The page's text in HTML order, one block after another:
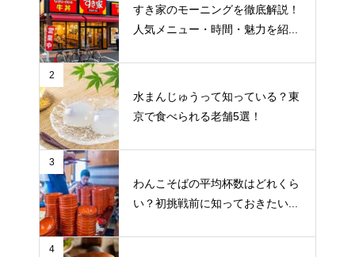
すき家のモーニングを徹底解説！
人気メニュー・時間・魅力を紹...
2
水まんじゅうって知っている？東
京で食べられる老舗5選！
3
わんこそばの平均杯数はどれくら
い？初挑戦前に知っておきたい...
4